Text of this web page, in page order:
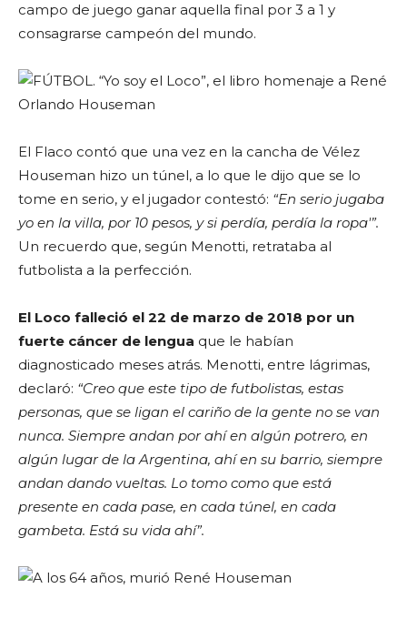
campo de juego ganar aquella final por 3 a 1 y
consagrarse campeón del mundo.
El Flaco contó que una vez en la cancha de Vélez
Houseman hizo un túnel, a lo que le dijo que se lo
tome en serio, y el jugador contestó: “En serio jugaba
yo en la villa, por 10 pesos, y si perdía, perdía la ropa'”.
Un recuerdo que, según Menotti, retrataba al
futbolista a la perfección.
El Loco falleció el 22 de marzo de 2018 por un
fuerte cáncer de lengua que le habían
diagnosticado meses atrás. Menotti, entre lágrimas,
declaró: “Creo que este tipo de futbolistas, estas
personas, que se ligan el cariño de la gente no se van
nunca. Siempre andan por ahí en algún potrero, en
algún lugar de la Argentina, ahí en su barrio, siempre
andan dando vueltas. Lo tomo como que está
presente en cada pase, en cada túnel, en cada
gambeta. Está su vida ahí”.